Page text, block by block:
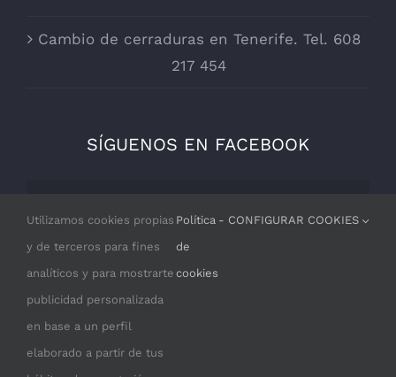
Cambio de cerraduras en Tenerife. Tel. 608
217 454
SÍGUENOS EN FACEBOOK
Por razones de privacidad Facebook
necesita tu permiso para cargarse.
Utilizamos cookies propias
y de terceros para fines
analíticos y para mostrarte
publicidad personalizada
en base a un perfil
elaborado a partir de tus
Política
de
cookies
- CONFIGURAR COOKIES